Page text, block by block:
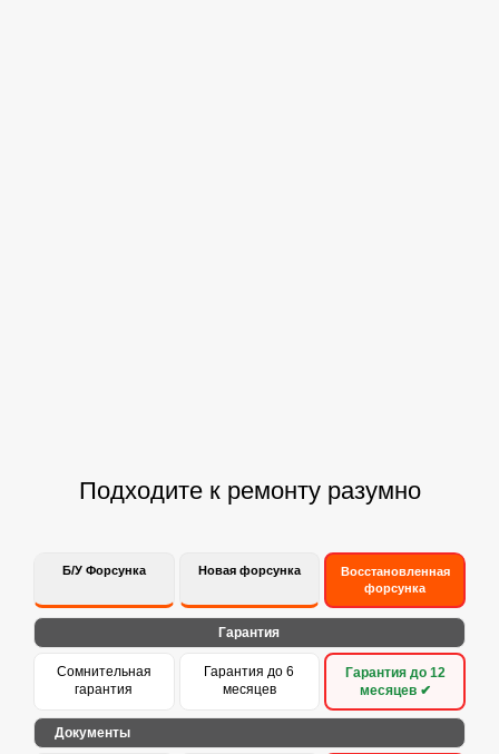
Подходите к ремонту разумно
Б/У Форсунка Новая форсунка
Восстановленная
форсунка
Гарантия
Сомнительная
гарантия
Гарантия до 6
месяцев
Гарантия до 12
месяцев ✔
Документы